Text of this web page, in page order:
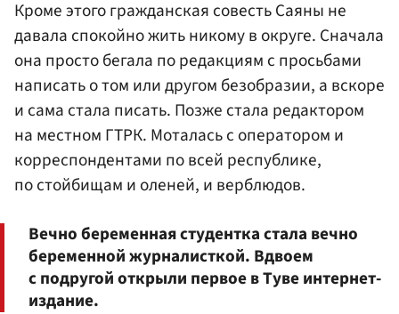
Кроме этого гражданская совесть Саяны не
давала спокойно жить никому в округе. Сначала
она просто бегала по редакциям с просьбами
написать о том или другом безобразии, а вскоре
и сама стала писать. Позже стала редактором
на местном ГТРК. Моталась с оператором и
корреспондентами по всей республике,
по стойбищам и оленей, и верблюдов.
Вечно беременная студентка стала вечно
беременной журналисткой. Вдвоем
с подругой открыли первое в Туве интернет-
издание.